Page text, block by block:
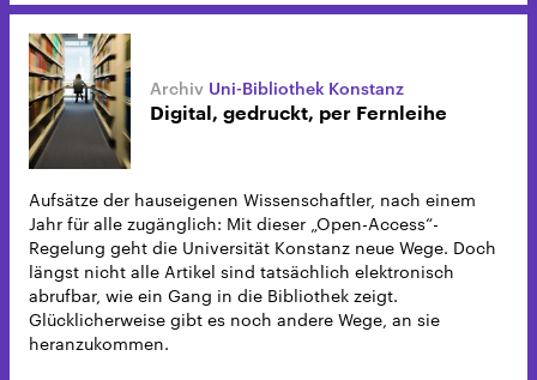
Uni-Bibliothek Konstanz
Digital, gedruckt, per Fernleihe
Aufsätze der hauseigenen Wissenschaftler, nach einem
Jahr für alle zugänglich: Mit dieser „Open-Access“-
Regelung geht die Universität Konstanz neue Wege. Doch
längst nicht alle Artikel sind tatsächlich elektronisch
abrufbar, wie ein Gang in die Bibliothek zeigt.
Glücklicherweise gibt es noch andere Wege, an sie
heranzukommen.